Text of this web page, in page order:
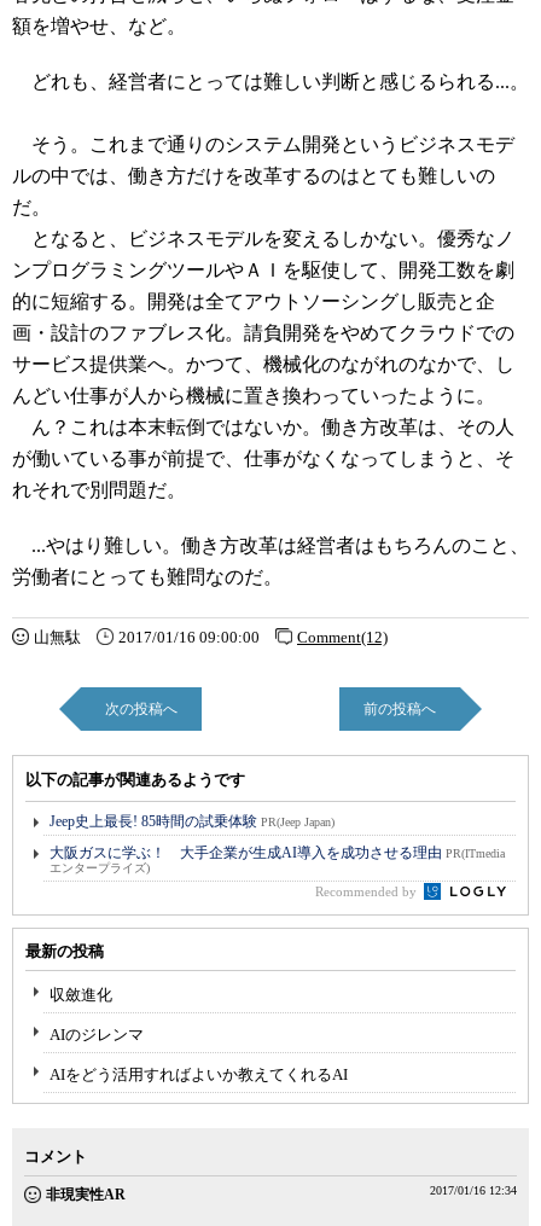
額を増やせ、など。
どれも、経営者にとっては難しい判断と感じるられる...。
そう。これまで通りのシステム開発というビジネスモデ
ルの中では、働き方だけを改革するのはとても難しいの
だ。
となると、ビジネスモデルを変えるしかない。優秀なノ
ンプログラミングツールやＡＩを駆使して、開発工数を劇
的に短縮する。開発は全てアウトソーシングし販売と企
画・設計のファブレス化。請負開発をやめてクラウドでの
サービス提供業へ。かつて、機械化のながれのなかで、し
んどい仕事が人から機械に置き換わっていったように。
ん？これは本末転倒ではないか。働き方改革は、その人
が働いている事が前提で、仕事がなくなってしまうと、そ
れそれで別問題だ。
...やはり難しい。働き方改革は経営者はもちろんのこと、
労働者にとっても難問なのだ。
山無駄 2017/01/16 09:00:00 Comment(12)
次の投稿へ 前の投稿へ
以下の記事が関連あるようです
Jeep史上最長! 85時間の試乗体験 PR(Jeep Japan)
大阪ガスに学ぶ！ 大手企業が生成AI導入を成功させる理由 PR(ITmedia
エンタープライズ)
Recommended by
最新の投稿
収斂進化
AIのジレンマ
AIをどう活用すればよいか教えてくれるAI
コメント
非現実性AR 2017/01/16 12:34